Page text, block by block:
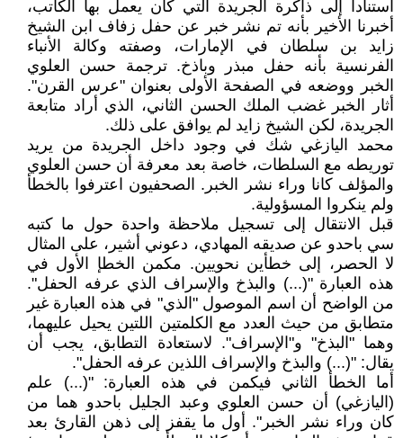
استنادا إلى ذاكرة الجريدة التي كان يعمل بها الكاتب،
أخبرنا الأخير بأنه تم نشر خبر عن حفل زفاف ابن الشيخ
زايد بن سلطان في الإمارات، وصفته وكالة الأنباء
الفرنسية بأنه حفل مبذر وباذخ. ترجمة حسن العلوي
الخبر ووضعه في الصفحة الأولى بعنوان "عرس القرن".
أثار الخبر غضب الملك الحسن الثاني، الذي أراد متابعة
الجريدة، لكن الشيخ زايد لم يوافق على ذلك.
محمد اليازغي شك في وجود داخل الجريدة من يريد
توريطه مع السلطات، خاصة بعد معرفة أن حسن العلوي
والمؤلف كانا وراء نشر الخبر. الصحفيون اعترفوا بالخطأ
ولم ينكروا المسؤولية.
قبل الانتقال إلى تسجيل ملاحظة واحدة حول ما كتبه
سي باحدو عن صديقه المهادي، دعوني أشير، على المثال
لا الحصر، إلى خطأين نحويين. مكمن الخطإ الأول في
هذه العبارة "(...) والبذخ والإسراف الذي عرفه الحفل".
من الواضح أن اسم الموصول "الذي" في هذه العبارة غير
متطابق من حيث العدد مع الكلمتين اللتين يحيل عليهما،
وهما "البذخ" و"الإسراف". لاستعادة التطابق، يجب أن
يقال: "(...) والبذخ والإسراف اللذين عرفه الحفل".
أما الخطأ الثاني فيكمن في هذه العبارة: "(...) علم
(اليازغي) أن حسن العلوي وعبد الجليل باحدو هما من
كان وراء نشر الخبر". أول ما يقفز إلى ذهن القارئ بعد